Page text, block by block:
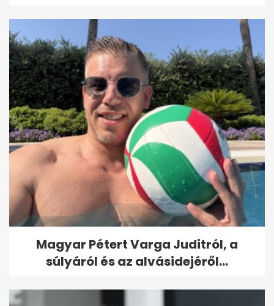
Magyar Pétert Varga Juditról, a
súlyáról és az alvásidejéről...